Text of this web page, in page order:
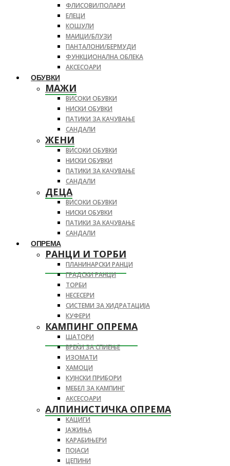
ФЛИСОВИ/ПОЛАРИ
ЕЛЕЦИ
КОШУЛИ
МАИЦИ/БЛУЗИ
ПАНТАЛОНИ/БЕРМУДИ
ФУНКЦИОНАЛНА ОБЛЕКА
АКСЕСОАРИ
ОБУВКИ
МАЖИ
ВИСОКИ ОБУВКИ
НИСКИ ОБУВКИ
ПАТИКИ ЗА КАЧУВАЊЕ
САНДАЛИ
ЖЕНИ
ВИСОКИ ОБУВКИ
НИСКИ ОБУВКИ
ПАТИКИ ЗА КАЧУВАЊЕ
САНДАЛИ
ДЕЦА
ВИСОКИ ОБУВКИ
НИСКИ ОБУВКИ
ПАТИКИ ЗА КАЧУВАЊЕ
САНДАЛИ
ОПРЕМА
РАНЦИ И ТОРБИ
ПЛАНИНАРСКИ РАНЦИ
ГРАДСКИ РАНЦИ
ТОРБИ
НЕСЕСЕРИ
СИСТЕМИ ЗА ХИДРАТАЦИЈА
КУФЕРИ
КАМПИНГ ОПРЕМА
ШАТОРИ
ВРЕЌИ ЗА СПИЕЊЕ
ИЗОМАТИ
ХАМОЦИ
КУЈНСКИ ПРИБОРИ
МЕБЕЛ ЗА КАМПИНГ
АКСЕСОАРИ
АЛПИНИСТИЧКА ОПРЕМА
КАЦИГИ
ЈАЖИЊА
КАРАБИЊЕРИ
ПОЈАСИ
ЦЕПИНИ